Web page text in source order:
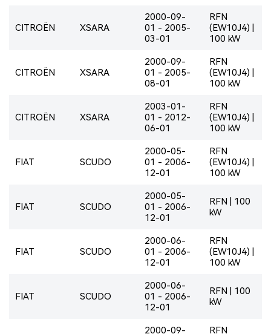
CITROËN XSARA
2000-09-
01 - 2005-
03-01
RFN
(EW10J4) |
100 kW
CITROËN XSARA
2000-09-
01 - 2005-
08-01
RFN
(EW10J4) |
100 kW
CITROËN XSARA
2003-01-
01 - 2012-
06-01
RFN
(EW10J4) |
100 kW
FIAT SCUDO
2000-05-
01 - 2006-
12-01
RFN
(EW10J4) |
100 kW
FIAT SCUDO
2000-05-
01 - 2006-
12-01
RFN | 100
kW
FIAT SCUDO
2000-06-
01 - 2006-
12-01
RFN
(EW10J4) |
100 kW
FIAT SCUDO
2000-06-
01 - 2006-
12-01
RFN | 100
kW
2000-09-
RFN